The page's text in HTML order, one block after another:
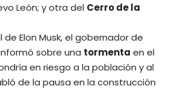
León; y otra del Cerro de la
de Elon Musk, el gobernador de
sobre una tormenta en el
en riesgo a la población y al
de la pausa en la construcción